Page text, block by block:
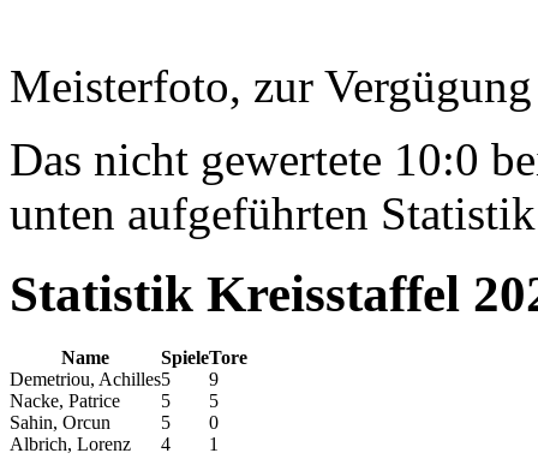
Meisterfoto, zur
Das nicht gewertete 10:0
unten aufgeführten
Statistik Kreisstaffel
Name SpieleTore
Demetriou, Achilles5
9
Nacke, Patrice
5
5
Sahin, Orcun
5
0
Albrich, Lorenz
4
1